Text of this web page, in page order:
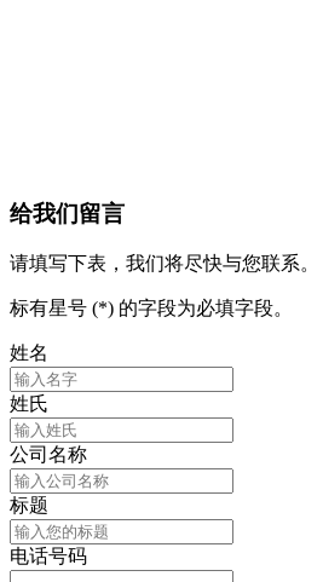
给我们留言
请填写下表，我们将尽快与您联系。
标有星号 (*) 的字段为必填字段。
姓名
姓氏
公司名称
标题
电话号码